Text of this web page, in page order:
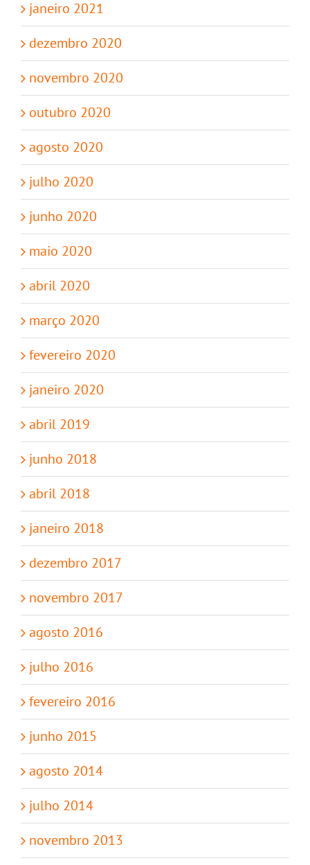
janeiro 2021
dezembro 2020
novembro 2020
outubro 2020
agosto 2020
julho 2020
junho 2020
maio 2020
abril 2020
março 2020
fevereiro 2020
janeiro 2020
abril 2019
junho 2018
abril 2018
janeiro 2018
dezembro 2017
novembro 2017
agosto 2016
julho 2016
fevereiro 2016
junho 2015
agosto 2014
julho 2014
novembro 2013